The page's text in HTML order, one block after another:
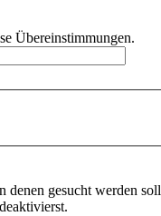
Übereinstimmungen.
denen gesucht werden